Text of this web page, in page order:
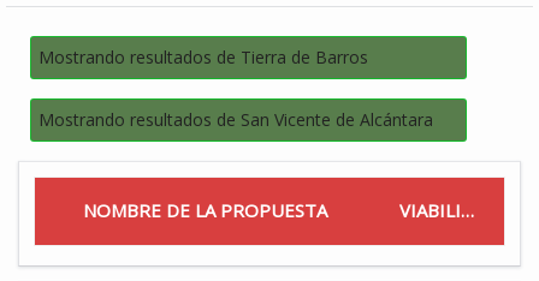
Mostrando resultados de Tierra de Barros
Mostrando resultados de San Vicente de Alcántara
NOMBRE DE LA PROPUESTA VIABILIDAD